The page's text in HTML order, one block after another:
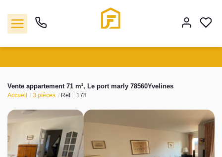
Vente
Location
Biens vendus
Vente appartement 71 m², Le port marly 78560Yvelines
Accueil 3 pièces Ref. : 178